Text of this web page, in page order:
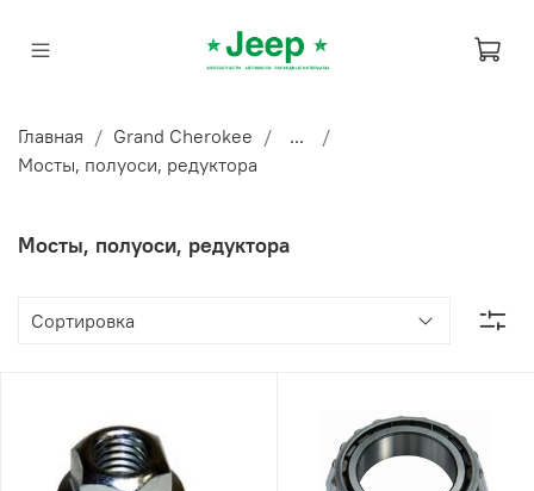
Главная Grand Cherokee
...
Мосты, полуоси, редуктора
Мосты, полуоси, редуктора